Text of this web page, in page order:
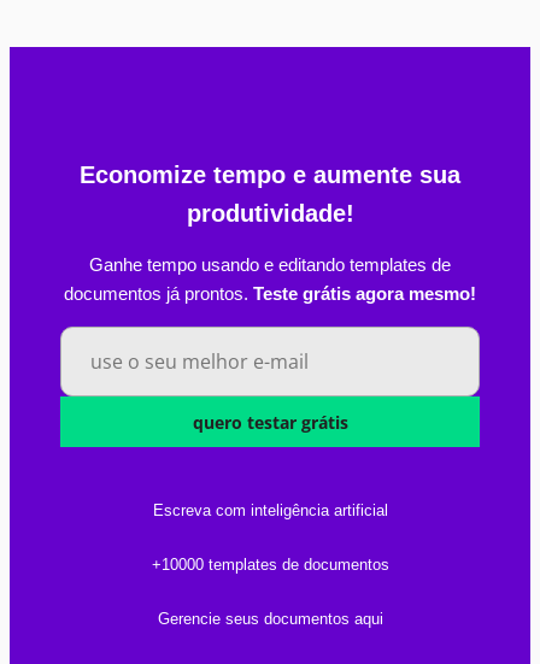
Economize tempo e aumente sua
produtividade!
Ganhe tempo usando e editando templates de
documentos já prontos. Teste grátis agora mesmo!
quero testar grátis
Escreva com inteligência artificial
+10000 templates de documentos
Gerencie seus documentos aqui